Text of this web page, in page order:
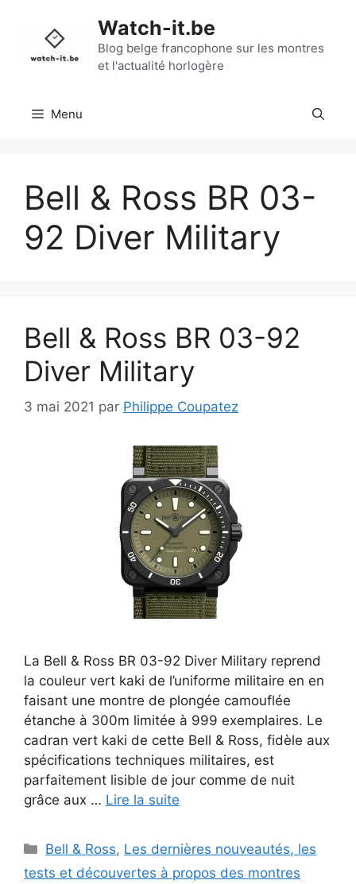
contenu
Watch-it.be
Blog belge francophone sur les montres
et l'actualité horlogère
Menu
Bell & Ross BR 03-
92 Diver Military
Bell & Ross BR 03-92
Diver Military
3 mai 2021 par Philippe Coupatez
La Bell & Ross BR 03-92 Diver Military reprend
la couleur vert kaki de l’uniforme militaire en en
faisant une montre de plongée camouflée
étanche à 300m limitée à 999 exemplaires. Le
cadran vert kaki de cette Bell & Ross, fidèle aux
spécifications techniques militaires, est
parfaitement lisible de jour comme de nuit
grâce aux … Lire la suite
Catégories
Bell & Ross, Les dernières nouveautés, les
tests et découvertes à propos des montres